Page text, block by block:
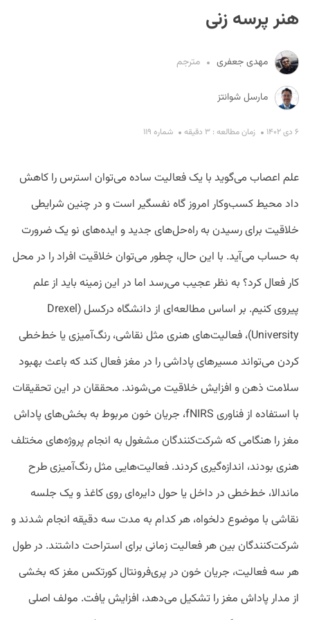
هنر پرسه زنی
مهدی جعفری مترجم
مارسل شوانتز
۶ دی ۱۴۰۲ زمان مطالعه : ۳ دقیقه شماره ۱۱۹
علم اعصاب می‌گوید با یک فعالیت ساده می‌توان استرس را کاهش
داد محیط کسب‌وکار امروز گاه نفسگیر است و در چنین شرایطی
خلاقیت برای رسیدن به راه‌حل‌های جدید و ایده‌های نو یک ضرورت
به حساب می‌آید. با این حال، چطور می‌توان خلاقیت افراد را در محل
کار فعال کرد؟ به نظر عجیب می‌رسد اما در این زمینه باید از علم
پیروی کنیم. بر اساس مطالعه‌ای از دانشگاه درکسل (Drexel
University)، فعالیت‌های هنری مثل نقاشی، رنگ‌آمیزی یا خط‌خطی
کردن می‌تواند مسیر‌های پاداشی را در مغز فعال کند که باعث بهبود
سلامت ذهن و افزایش خلاقیت می‌شوند. محققان در این تحقیقات
با استفاده از فناوری fNIRS، جریان خون مربوط به بخش‌های پاداش
مغز را هنگامی که شرکت‌کنندگان مشغول به انجام پروژه‌های مختلف
هنری بودند، اندازه‌گیری کردند. فعالیت‌هایی مثل رنگ‌آمیزی طرح
ماندالا، خط‌خطی در داخل یا حول دایره‌ای روی کاغذ و یک جلسه
نقاشی با موضوع دلخواه، هر کدام به مدت سه دقیقه انجام شدند و
شرکت‌کنندگان بین هر فعالیت زمانی برای استراحت داشتند. در طول
هر سه فعالیت، جریان خون در پری‌فرونتال کورتکس مغز که بخشی
از مدار پاداش مغز را تشکیل می‌دهد، افزایش یافت. مولف اصلی